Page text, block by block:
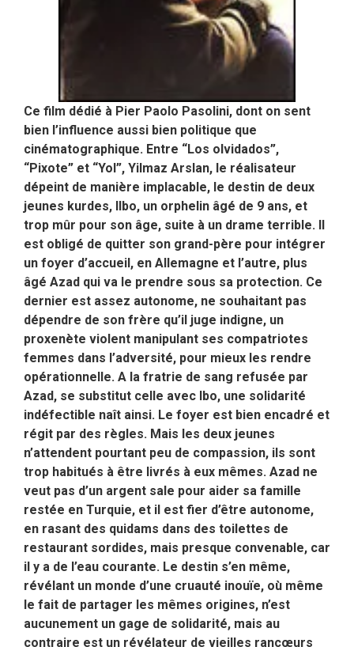
Ce film dédié à Pier Paolo Pasolini, dont on sent
bien l’influence aussi bien politique que
cinématographique. Entre “Los olvidados”,
“Pixote” et “Yol”, Yilmaz Arslan, le réalisateur
dépeint de manière implacable, le destin de deux
jeunes kurdes, lIbo, un orphelin âgé de 9 ans, et
trop mûr pour son âge, suite à un drame terrible. Il
est obligé de quitter son grand-père pour intégrer
un foyer d’accueil, en Allemagne et l’autre, plus
âgé Azad qui va le prendre sous sa protection. Ce
dernier est assez autonome, ne souhaitant pas
dépendre de son frère qu’il juge indigne, un
proxenète violent manipulant ses compatriotes
femmes dans l’adversité, pour mieux les rendre
opérationnelle. A la fratrie de sang refusée par
Azad, se substitut celle avec Ibo, une solidarité
indéfectible naît ainsi. Le foyer est bien encadré et
régit par des règles. Mais les deux jeunes
n’attendent pourtant peu de compassion, ils sont
trop habitués à être livrés à eux mêmes. Azad ne
veut pas d’un argent sale pour aider sa famille
restée en Turquie, et il est fier d’être autonome,
en rasant des quidams dans des toilettes de
restaurant sordides, mais presque convenable, car
il y a de l’eau courante. Le destin s’en même,
révélant un monde d’une cruauté inouïe, où même
le fait de partager les mêmes origines, n’est
aucunement un gage de solidarité, mais au
contraire est un révélateur de vieilles rancœurs